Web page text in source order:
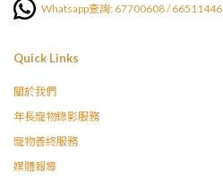
Whatsapp查詢: 67700608 / 66511446
Quick Links
關於我們
年長寵物錄影服務
寵物善終服務
媒體報導